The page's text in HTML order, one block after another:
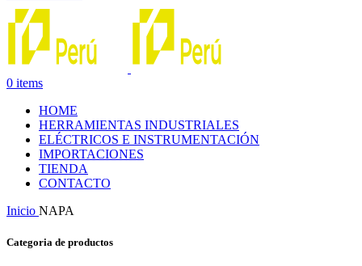
0 items
HOME
HERRAMIENTAS INDUSTRIALES
ELÉCTRICOS E INSTRUMENTACIÓN
IMPORTACIONES
TIENDA
CONTACTO
Inicio NAPA
Categoria de productos